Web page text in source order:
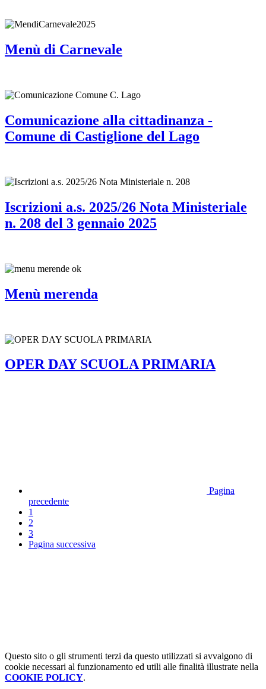
Menù di Carnevale
Comunicazione alla cittadinanza -
Comune di Castiglione del Lago
Iscrizioni a.s. 2025/26 Nota Ministeriale
n. 208 del 3 gennaio 2025
Menù merenda
OPER DAY SCUOLA PRIMARIA
Pagina
precedente
1
2
3
Pagina successiva
Questo sito o gli strumenti terzi da questo utilizzati si avvalgono di
cookie necessari al funzionamento ed utili alle finalità illustrate nella
COOKIE POLICY.